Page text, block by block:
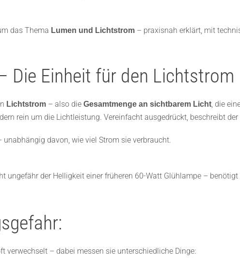
das Thema Lumen und Lichtstrom– praxisnah erklärt, mit
Die Einheit für den Lichtstrom
Lichtstrom– also die Gesamtmenge an sichtbarem Licht, die
rein um die Lichtleistung. Vereinfacht ausgedrückt, beschreibt
unabhängig davon, wie viel Strom sie verbraucht.
ungefähr der Helligkeit einer früheren 60-Watt Glühlampe –
verwechselt – dabei messen sie unterschiedliche Dinge: